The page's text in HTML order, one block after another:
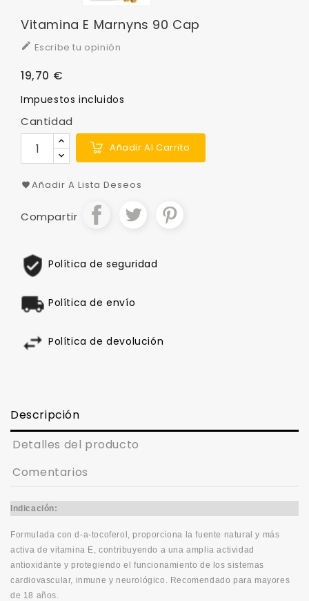
Vitamina E Marnyns 90 Cap
 Escribe tu opinión
19,70 €
Impuestos incluidos
Cantidad
Añadir Al Carrito
Añadir A Lista Deseos
Compartir
Política de seguridad
Política de envío
Política de devolución
Descripción
Detalles del producto
Comentarios
Indicación:
Formulada con d-a-tocoferol, proporciona la fuente natural y más
activa de vitamina E, contribuyendo a una amplia actividad
antioxidante y protegiendo el funcionamiento de los sistemas
cardiovascular, inmune y neurológico. Recomendado para mayores
de 18 años.